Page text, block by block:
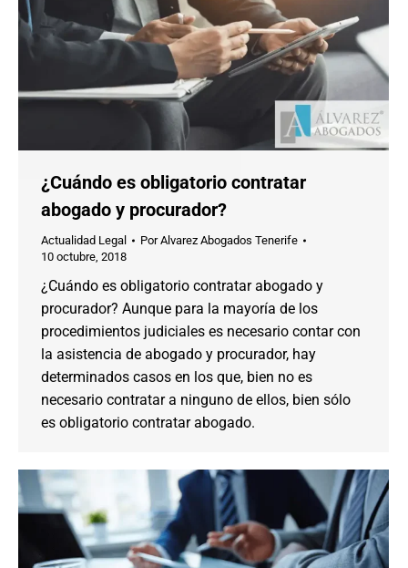
¿Cuándo es obligatorio contratar
abogado y procurador?
Actualidad Legal PorAlvarez Abogados Tenerife
10 octubre, 2018
¿Cuándo es obligatorio contratar abogado y
procurador? Aunque para la mayoría de los
procedimientos judiciales es necesario contar con
la asistencia de abogado y procurador, hay
determinados casos en los que, bien no es
necesario contratar a ninguno de ellos, bien sólo
es obligatorio contratar abogado.